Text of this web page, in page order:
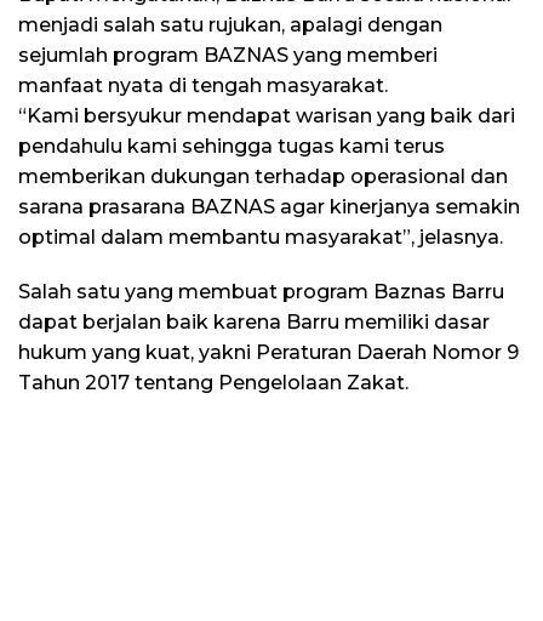
menjadi salah satu rujukan, apalagi dengan
sejumlah program BAZNAS yang memberi
manfaat nyata di tengah masyarakat.
“Kami bersyukur mendapat warisan yang baik dari
pendahulu kami sehingga tugas kami terus
memberikan dukungan terhadap operasional dan
sarana prasarana BAZNAS agar kinerjanya semakin
optimal dalam membantu masyarakat”, jelasnya.
Salah satu yang membuat program Baznas Barru
dapat berjalan baik karena Barru memiliki dasar
hukum yang kuat, yakni Peraturan Daerah Nomor 9
Tahun 2017 tentang Pengelolaan Zakat.